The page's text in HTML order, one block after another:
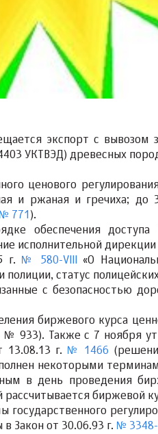
экспорт с вывозом
УКТВЭД) древесных
ценового
и ржаная и гречиха; до
№ 771 ).
обеспечения
исполнительной дирекции
г.
№ 580-VІІІ «О
статус
с безопасностью
биржевого курса
№ 933). Такжес 7 ноября
г. № 1466
некоторыми
в день проведения
биржевой
государственного
Закон от 30.06.93 г. № 3348-